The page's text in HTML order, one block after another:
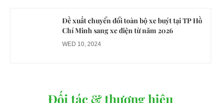
Đề xuất chuyển đổi toàn bộ xe buýt tại TP Hồ
Chí Minh sang xe điện từ năm 2026
WED 10, 2024
Đối tác & thương hiệu